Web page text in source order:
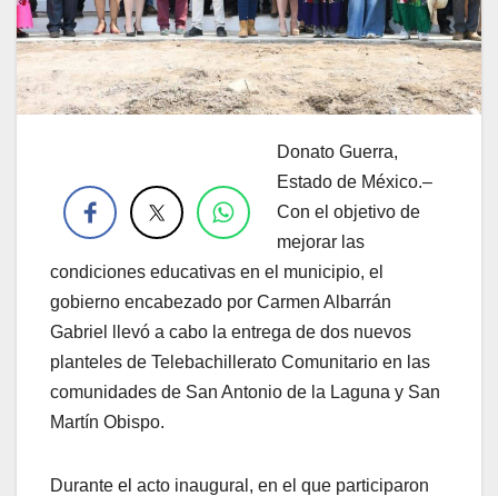
Donato Guerra,
Estado de México.–
Con el objetivo de
mejorar las
condiciones educativas en el municipio, el
gobierno encabezado por Carmen Albarrán
Gabriel llevó a cabo la entrega de dos nuevos
planteles de Telebachillerato Comunitario en las
comunidades de San Antonio de la Laguna y San
Martín Obispo.
Durante el acto inaugural, en el que participaron